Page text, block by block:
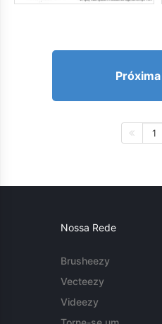
1
Nossa Rede
Brusheezy
Vecteezy
Videezy